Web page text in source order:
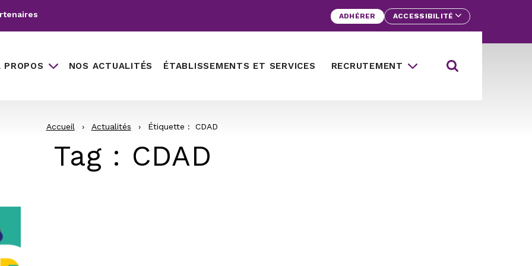
ADHÉRER ACCESSIBILITÉ
PROPOS NOS ACTUALITÉS ÉTABLISSEMENTS ET SERVICES RECRUTEMENT Ouvrir la barre
Rechercher
Accueil › Actualités › Étiquette : CDAD
Tag : CDAD